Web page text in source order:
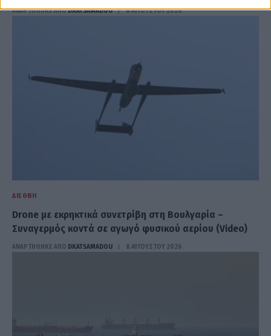
ΑΝΑΡΤΗΘΗΚΕ ΑΠΟDKATSAMADOU 8 ΑΥΓΟΎΣΤΟΥ 2026
ΔΙΕΘΝΉ
Drone με εκρηκτικά συνετρίβη στη Βουλγαρία –
Συναγερμός κοντά σε αγωγό φυσικού αερίου (Video)
ΑΝΑΡΤΗΘΗΚΕ ΑΠΟ DKATSAMADOU 8 ΑΥΓΟΎΣΤΟΥ 2026